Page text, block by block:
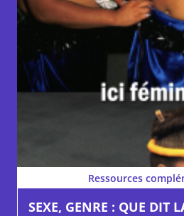
Ressources
SEXE, GENRE : QUE DIT